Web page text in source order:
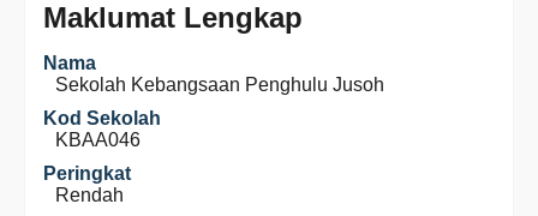
Maklumat Lengkap
Nama
Sekolah Kebangsaan Penghulu Jusoh
Kod Sekolah
KBAA046
Peringkat
Rendah